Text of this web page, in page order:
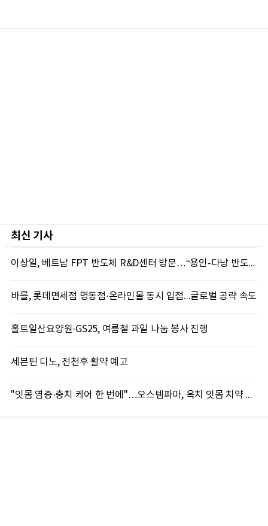
최신 기사
이상일, 베트남 FPT 반도체 R&D센터 방문…“용인-다낭 반도체 협력 새 길 연다”
바를, 롯데면세점 명동점·온라인몰 동시 입점...글로벌 공략 속도
홀트일산요양원·GS25, 여름철 과일 나눔 봉사 진행
세븐틴 디노, 전천후 활약 예고
"잇몸 염증·충치 케어 한 번에"…오스템파마, 옥치 잇몸 치약 출시